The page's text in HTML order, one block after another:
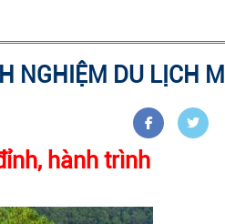
NGHIỆM DU LỊCH
hành trình